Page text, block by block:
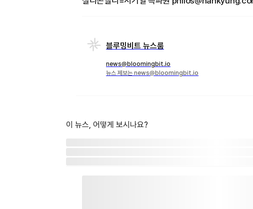
블루밍비트 뉴스룸
news@bloomingbit.io
뉴스 제보는 news@bloomingbit.io
이 뉴스, 어떻게 보시나요?